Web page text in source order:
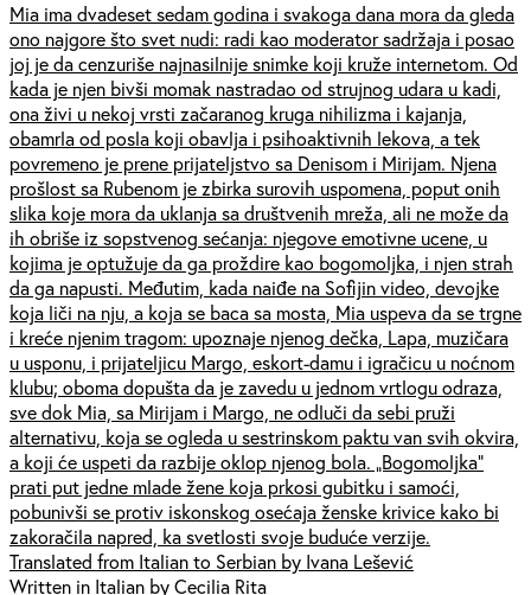
Mia ima dvadeset sedam godina i svakoga dana mora da gleda
ono najgore što svet nudi: radi kao moderator sadržaja i posao
joj je da cenzuriše najnasilnije snimke koji kruže internetom. Od
kada je njen bivši momak nastradao od strujnog udara u kadi,
ona živi u nekoj vrsti začaranog kruga nihilizma i kajanja,
obamrla od posla koji obavlja i psihoaktivnih lekova, a tek
povremeno je prene prijateljstvo sa Denisom i Mirijam. Njena
prošlost sa Rubenom je zbirka surovih uspomena, poput onih
slika koje mora da uklanja sa društvenih mreža, ali ne može da
ih obriše iz sopstvenog sećanja: njegove emotivne ucene, u
kojima je optužuje da ga proždire kao bogomoljka, i njen strah
da ga napusti. Međutim, kada naiđe na Sofijin video, devojke
koja liči na nju, a koja se baca sa mosta, Mia uspeva da se trgne
i kreće njenim tragom: upoznaje njenog dečka, Lapa, muzičara
u usponu, i prijateljicu Margo, eskort-damu i igračicu u noćnom
klubu; oboma dopušta da je zavedu u jednom vrtlogu odraza,
sve dok Mia, sa Mirijam i Margo, ne odluči da sebi pruži
alternativu, koja se ogleda u sestrinskom paktu van svih okvira,
a koji će uspeti da razbije oklop njenog bola. „Bogomoljka”
prati put jedne mlade žene koja prkosi gubitku i samoći,
pobunivši se protiv iskonskog osećaja ženske krivice kako bi
zakoračila napred, ka svetlosti svoje buduće verzije.
Translated from Italian to Serbian by Ivana Lešević
Written in Italian by Cecilia Rita